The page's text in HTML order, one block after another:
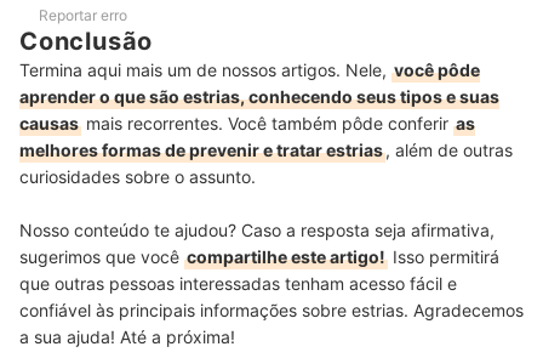
Reportar erro
Conclusão
Termina aqui mais um de nossos artigos. Nele, você pôde
aprender o que são estrias, conhecendo seus tipos e suas
causas mais recorrentes. Você também pôde conferir as
melhores formas de prevenir e tratar estrias, além de outras
curiosidades sobre o assunto.
Nosso conteúdo te ajudou? Caso a resposta seja afirmativa,
sugerimos que você compartilhe este artigo! Isso permitirá
que outras pessoas interessadas tenham acesso fácil e
confiável às principais informações sobre estrias. Agradecemos
a sua ajuda! Até a próxima!